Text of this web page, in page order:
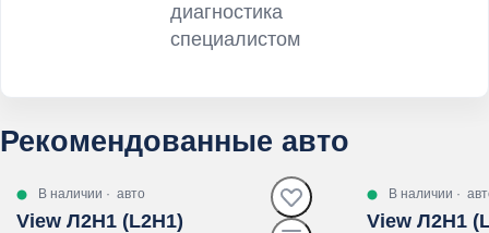
диагностика
специалистом
Рекомендованные авто
В наличии · авто
View Л2Н1 (L2H1)
В наличии ·
View Л2Н1